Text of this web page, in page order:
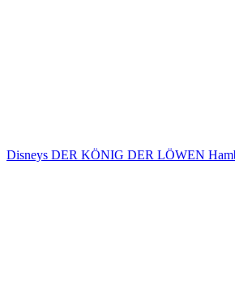
Disneys DER KÖNIG DER LÖWEN